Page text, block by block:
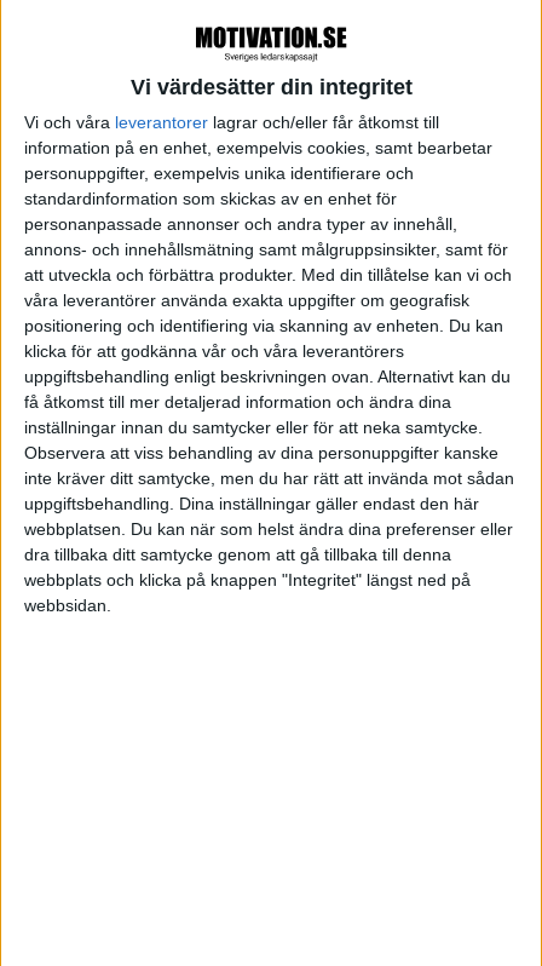
Vi värdesätter din integritet
Vi och våra leverantorer lagrar och/eller får åtkomst till
information på en enhet, exempelvis cookies, samt bearbetar
personuppgifter, exempelvis unika identifierare och
standardinformation som skickas av en enhet för
personanpassade annonser och andra typer av innehåll,
annons- och innehållsmätning samt målgruppsinsikter, samt för
att utveckla och förbättra produkter. Med din tillåtelse kan vi och
våra leverantörer använda exakta uppgifter om geografisk
positionering och identifiering via skanning av enheten. Du kan
klicka för att godkänna vår och våra leverantörers
uppgiftsbehandling enligt beskrivningen ovan. Alternativt kan du
få åtkomst till mer detaljerad information och ändra dina
inställningar innan du samtycker eller för att neka samtycke.
Observera att viss behandling av dina personuppgifter kanske
inte kräver ditt samtycke, men du har rätt att invända mot sådan
uppgiftsbehandling. Dina inställningar gäller endast den här
webbplatsen. Du kan när som helst ändra dina preferenser eller
dra tillbaka ditt samtycke genom att gå tillbaka till denna
webbplats och klicka på knappen "Integritet" längst ned på
webbsidan.
definitionen ingår också att det råder en obalans i
makt mellan förövare och offer.
Hur hanterar man mobbning och kränkningar? A
och O är respekt, saklighet och systematik, säger
Stefan. Det gäller i relation till alla inblandade, både
den som anklagar och den som anklagas. Det måste
finnas saklig grund för det vi påstår. En individs
upplevelse räcker inte. Systematiken innebär att det
måste finnas ett fastställt arbetssätt som också
öppet kommuniceras.
I de organisationer som lyckas med sitt
förebyggande arbete har man satsat på att höja
kunskapen om mobbning och kränkande
särbehandling hos alla medarbetare. Stefan ger
exempel på några kommuner där förekomsten av
mobbning gick ned till hälften med ett gott